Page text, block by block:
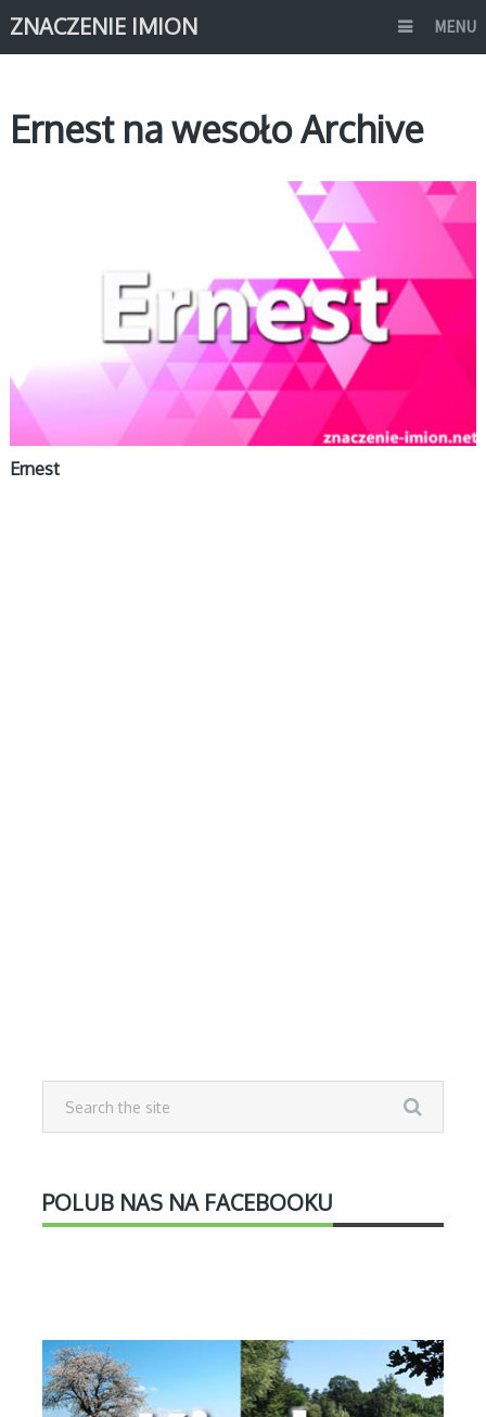
ZNACZENIE IMION MENU
Ernest na wesoło Archive
Ernest
POLUB NAS NA FACEBOOKU